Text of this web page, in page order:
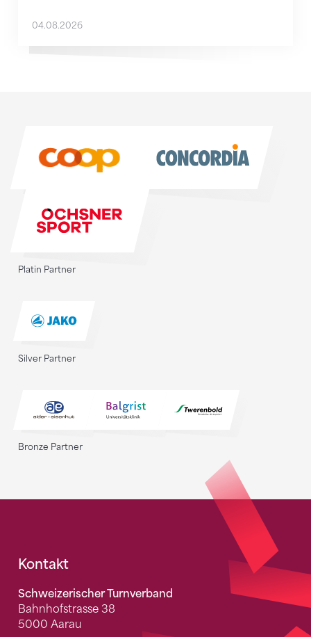
04.08.2026
Platin Partner
Silver Partner
Bronze Partner
Fusszeile
Kontakt
Schweizerischer Turnverband
Bahnhofstrasse 38
5000 Aarau